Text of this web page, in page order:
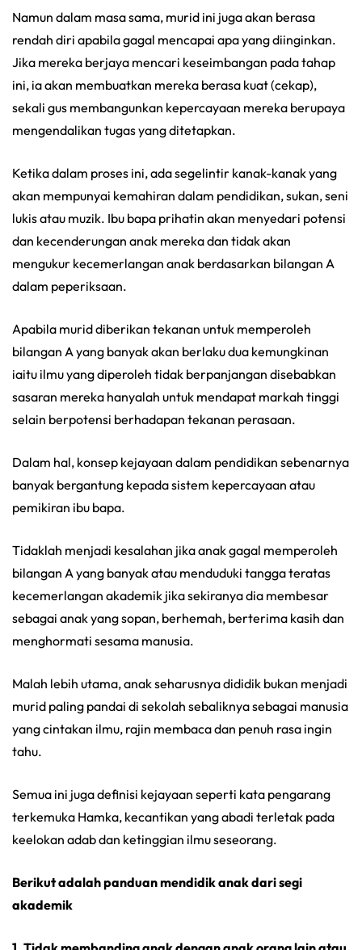
Namun dalam masa sama, murid ini juga akan berasa
rendah diri apabila gagal mencapai apa yang diinginkan.
Jika mereka berjaya mencari keseimbangan pada tahap
ini, ia akan membuatkan mereka berasa kuat (cekap),
sekali gus membangunkan kepercayaan mereka berupaya
mengendalikan tugas yang ditetapkan.
Ketika dalam proses ini, ada segelintir kanak-kanak yang
akan mempunyai kemahiran dalam pendidikan, sukan, seni
lukis atau muzik. Ibu bapa prihatin akan menyedari potensi
dan kecenderungan anak mereka dan tidak akan
mengukur kecemerlangan anak berdasarkan bilangan A
dalam peperiksaan.
Apabila murid diberikan tekanan untuk memperoleh
bilangan A yang banyak akan berlaku dua kemungkinan
iaitu ilmu yang diperoleh tidak berpanjangan disebabkan
sasaran mereka hanyalah untuk mendapat markah tinggi
selain berpotensi berhadapan tekanan perasaan.
Dalam hal, konsep kejayaan dalam pendidikan sebenarnya
banyak bergantung kepada sistem kepercayaan atau
pemikiran ibu bapa.
Tidaklah menjadi kesalahan jika anak gagal memperoleh
bilangan A yang banyak atau menduduki tangga teratas
kecemerlangan akademik jika sekiranya dia membesar
sebagai anak yang sopan, berhemah, berterima kasih dan
menghormati sesama manusia.
Malah lebih utama, anak seharusnya dididik bukan menjadi
murid paling pandai di sekolah sebaliknya sebagai manusia
yang cintakan ilmu, rajin membaca dan penuh rasa ingin
tahu.
Semua ini juga definisi kejayaan seperti kata pengarang
terkemuka Hamka, kecantikan yang abadi terletak pada
keelokan adab dan ketinggian ilmu seseorang.
Berikut adalah panduan mendidik anak dari segi
akademik